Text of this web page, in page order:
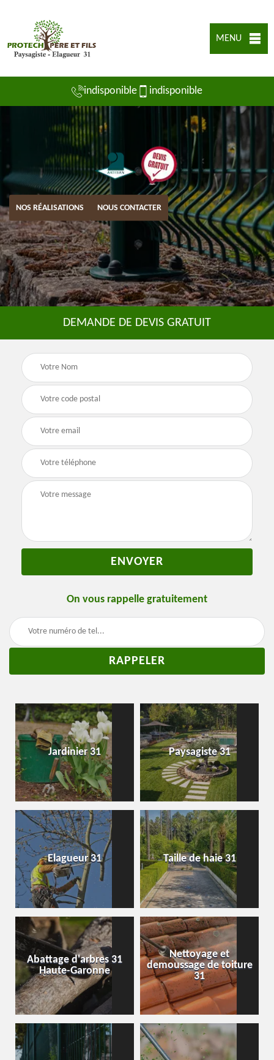
MENU
indisponible indisponible
NOS RÉALISATIONS NOUS CONTACTER
DEMANDE DE DEVIS GRATUIT
On vous rappelle gratuitement
Jardinier 31 Paysagiste 31
Elagueur 31 Taille de haie 31
Abattage d'arbres 31
Haute-Garonne
Nettoyage et
demoussage de toiture
31